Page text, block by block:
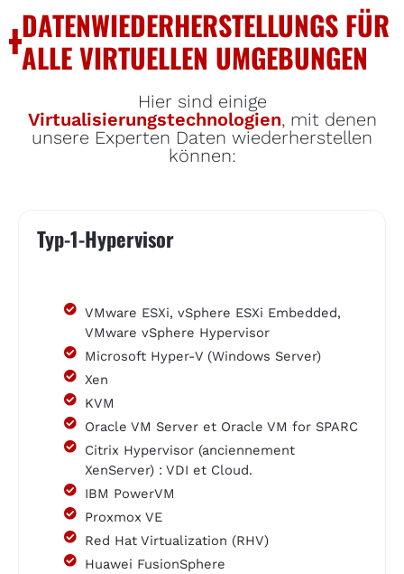
DATENWIEDERHERSTELLUNGS FÜR
ALLE VIRTUELLEN UMGEBUNGEN
Hier sind einige
Virtualisierungstechnologien, mit denen
unsere Experten Daten wiederherstellen
können:
Typ-1-Hypervisor
VMware ESXi, vSphere ESXi Embedded,
VMware vSphere Hypervisor
Microsoft Hyper-V (Windows Server)
Xen
KVM
Oracle VM Server et Oracle VM for SPARC
Citrix Hypervisor (anciennement
XenServer) : VDI et Cloud.
IBM PowerVM
Proxmox VE
Red Hat Virtualization (RHV)
Huawei FusionSphere